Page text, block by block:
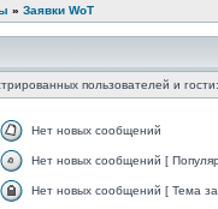
» Заявки WoT
пользователей и
Нет новых сообщений
Нет новых сообщений [
Нет новых сообщений [ Тема